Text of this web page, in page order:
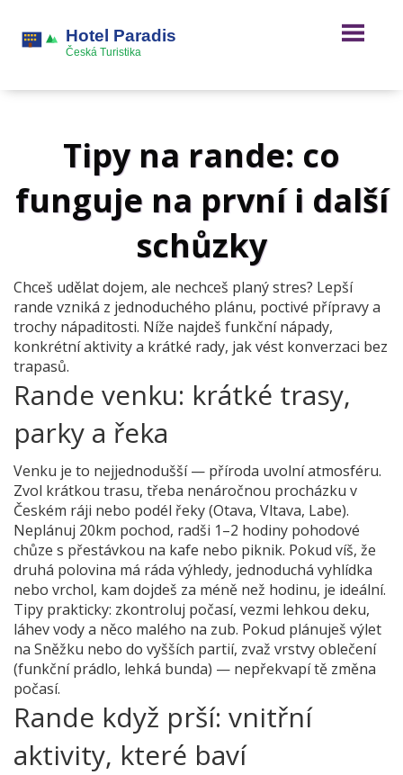
Tipy na rande: co
funguje na první i další
schůzky
Chceš udělat dojem, ale nechceš planý stres? Lepší
rande vzniká z jednoduchého plánu, poctivé přípravy a
trochy nápaditosti. Níže najdeš funkční nápady,
konkrétní aktivity a krátké rady, jak vést konverzaci bez
trapasů.
Rande venku: krátké trasy,
parky a řeka
Venku je to nejjednodušší — příroda uvolní atmosféru.
Zvol krátkou trasu, třeba nenáročnou procházku v
Českém ráji nebo podél řeky (Otava, Vltava, Labe).
Neplánuj 20km pochod, radši 1–2 hodiny pohodové
chůze s přestávkou na kafe nebo piknik. Pokud víš, že
druhá polovina má ráda výhledy, jednoduchá vyhlídka
nebo vrchol, kam dojdeš za méně než hodinu, je ideální.
Tipy prakticky: zkontroluj počasí, vezmi lehkou deku,
láhev vody a něco malého na zub. Pokud plánuješ výlet
na Sněžku nebo do vyšších partií, zvaž vrstvy oblečení
(funkční prádlo, lehká bunda) — nepřekvapí tě změna
počasí.
Rande když prší: vnitřní
aktivity, které baví